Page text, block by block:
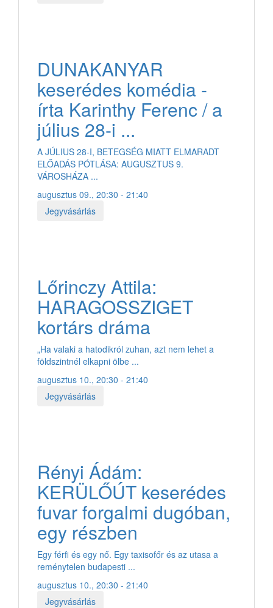
DUNAKANYAR
keserédes komédia -
írta Karinthy Ferenc / a
július 28-i ...
A JÚLIUS 28-I, BETEGSÉG MIATT ELMARADT
ELŐADÁS PÓTLÁSA: AUGUSZTUS 9.
VÁROSHÁZA ...
augusztus 09., 20:30 - 21:40
Jegyvásárlás
Lőrinczy Attila:
HARAGOSSZIGET
kortárs dráma
„Ha valaki a hatodikról zuhan, azt nem lehet a
földszintnél elkapni ölbe ...
augusztus 10., 20:30 - 21:40
Jegyvásárlás
Rényi Ádám:
KERÜLŐÚT keserédes
fuvar forgalmi dugóban,
egy részben
Egy férfi és egy nő. Egy taxisofőr és az utasa a
reménytelen budapesti ...
augusztus 10., 20:30 - 21:40
Jegyvásárlás